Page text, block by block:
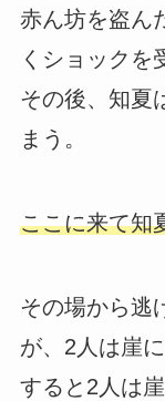
赤ん坊を盗ん
くショックを
その後、知夏
まう。
ここに来て知
その場から逃
が、2人は崖
すると2人は